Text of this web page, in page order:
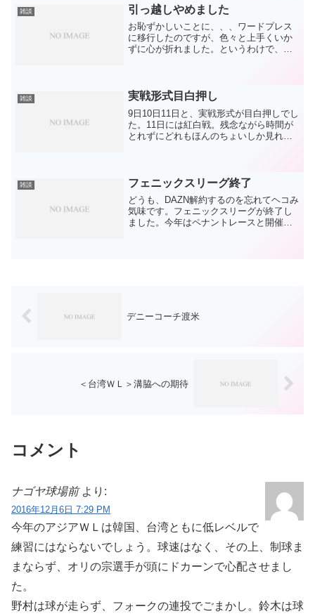
点で変わり無し。抜けると...
雑談 引っ越しやめました
お恥ずかしいことに、、、ワードプレス
に移行したのですが、色々と上手くいか
ずに心が折れました。というわけで、ラ
訳ございません。改めて...
雑談 実戦形式目白押し
9日10日11日と、実戦形式が目白押しでし
た。11日には紅白戦。残念ながら時間が
とれずにどれもほんのちょいしか見れて
出てしまいます。打...
雑談 フェニックスリーグ終了
どうも、DAZN解約するのを忘れてヘコみ
気味です。フェニックスリーグが終了し
ました。今年はペナントレースと開催が
デニーコーチ渡米
＜台湾ＷＬ＞溝脇への期待
コメント
ナゴヤ球場前 より:
2016年12月6日 7:29 PM
今年のアジアＷＬは韓国、台湾ともに低レベルで
練習にはならないでしょう。球速はなく、その上、制球ま
まならず、オリの宗選手が頭にドカーンで心配させまし
た。
野村は球が走らず、フォークの連投でごまかし。鈴木は球